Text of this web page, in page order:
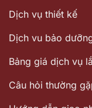
Dịch vụ thiết kế
Dịch vu bảo
Bảng giá dịch vụ
Câu hỏi thường